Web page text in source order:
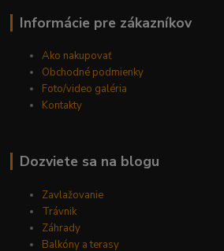
Informácie pre zákazníkov
Ako nakupovať
Obchodné podmienky
Foto/video galéria
Kontakty
Dozviete sa na blogu
Zavlažovanie
Trávnik
Záhrady
Balkóny a terasy